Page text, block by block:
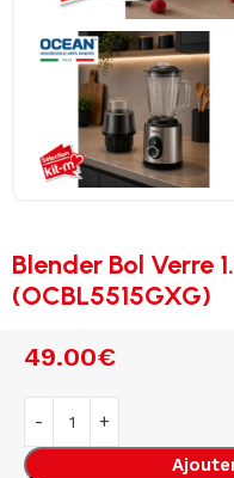
Blender Bol Verre
(OCBL5515GXG)
49.00€